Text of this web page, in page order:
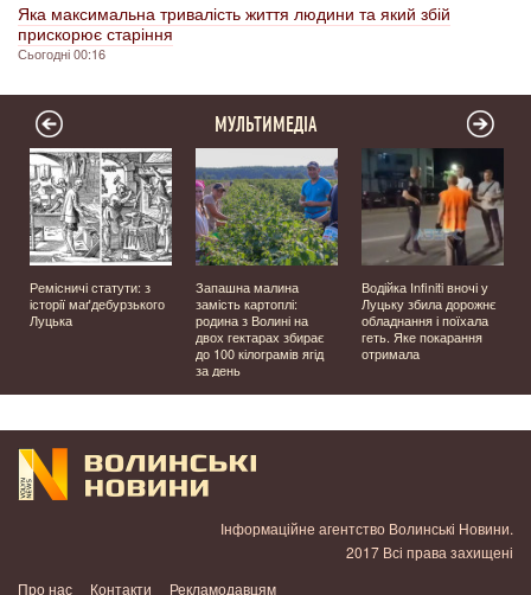
Яка максимальна тривалість життя людини та який збій
прискорює старіння
Сьогодні 00:16
МУЛЬТИМЕДІА
Ремісничі статути: з
історії маґдебурзького
Луцька
Запашна малина
замість картоплі:
родина з Волині на
двох гектарах збирає
до 100 кілограмів ягід
за день
Водійка Infiniti вночі у
Луцьку збила дорожнє
обладнання і поїхала
геть. Яке покарання
отримала
Інформаційне агентство Волинські Новини.
2017 Всі права захищені
Про нас
Контакти Рекламодавцям